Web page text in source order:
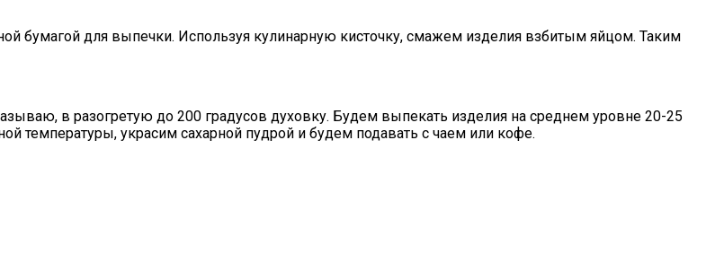
бумагой для выпечки. Используя кулинарную кисточку, смажем изделия взбитым яйцом. Таким
в разогретую до 200 градусов духовку. Будем выпекать изделия на среднем уровне 20-25
температуры, украсим сахарной пудрой и будем подавать с чаем или кофе.